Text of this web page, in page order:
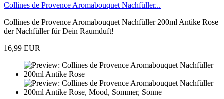
Collines de Provence Aromabouquet Nachfüller...
Collines de Provence Aromabouquet Nachfüller 200ml Antike Rose
der Nachfüller für Dein Raumduft!
16,99 EUR